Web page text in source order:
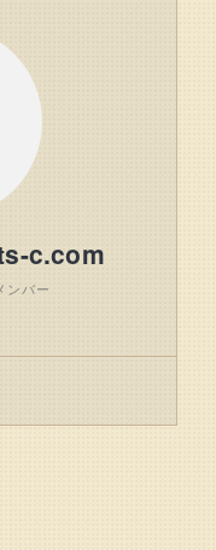
c.com
ンバー